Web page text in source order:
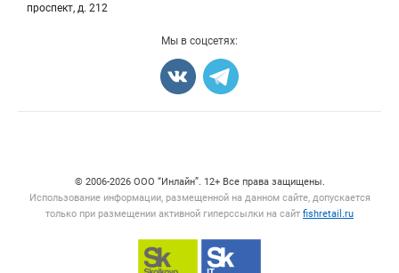
проспект, д. 212
Мы в соцсетях:
© 2006‑2026 ООО “Инлайн”. 12+ Все права защищены.
Использование информации, размещенной на данном сайте, допускается
только при размещении активной гиперссылки на сайт fishretail.ru